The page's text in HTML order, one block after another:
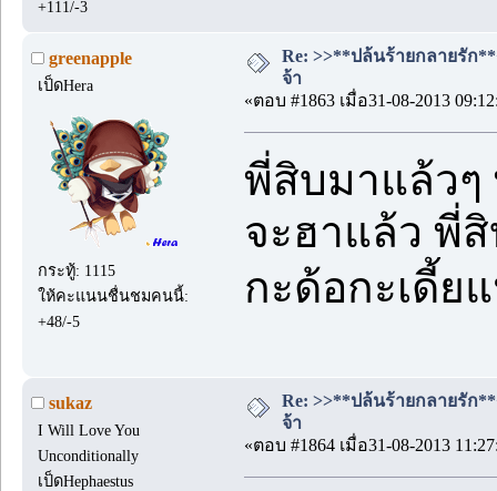
+111/-3
greenapple
เป็ดHera
กระทู้: 1115
ให้คะแนนชื่นชมคนนี้:
+48/-5
Re: >>**ปล้นร้ายกลายรัก
จ้า
«ตอบ #1863 เมื่อ31-08-2013
พี่สิบมาแล้ว
จะฮาแล้ว พี่
กะด้อกะเดี้
sukaz
I Will Love You
Unconditionally
เป็ดHephaestus
Re: >>**ปล้นร้ายกลายรัก
จ้า
«ตอบ #1864 เมื่อ31-08-2013